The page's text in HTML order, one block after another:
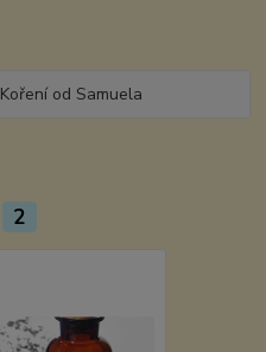
Koření od Samuela
2